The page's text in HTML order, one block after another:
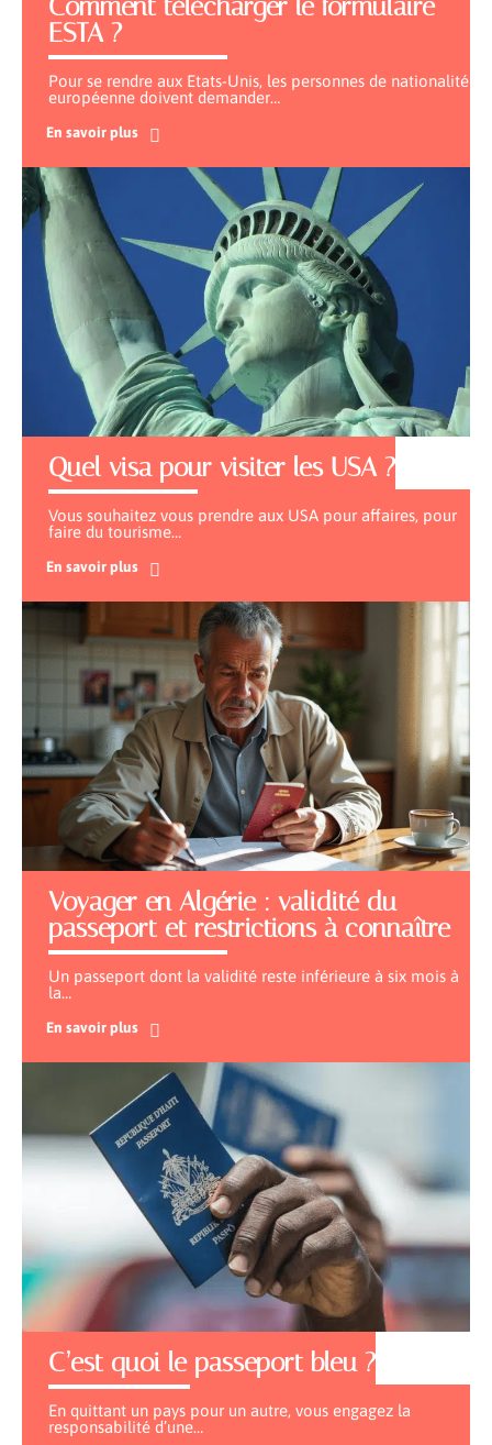
Comment télécharger le formulaire
ESTA ?
Pour se rendre aux Etats-Unis, les personnes de nationalité
européenne doivent demander…
En savoir plus
Quel visa pour visiter les USA ?
Vous souhaitez vous prendre aux USA pour affaires, pour
faire du tourisme…
En savoir plus
Voyager en Algérie : validité du
passeport et restrictions à connaître
Un passeport dont la validité reste inférieure à six mois à
la…
En savoir plus
C’est quoi le passeport bleu ?
En quittant un pays pour un autre, vous engagez la
responsabilité d’une…